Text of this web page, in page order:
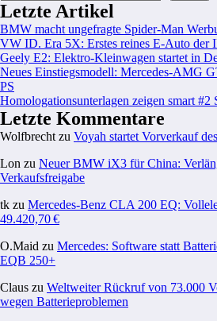
Letzte Artikel
BMW macht ungefragte Spider-Man
VW ID. Era 5X: Erstes reines E-Auto der
Geely E2: Elektro-Kleinwagen startet in
Neues Einstiegsmodell: Mercedes-AMG
PS
Homologationsunterlagen zeigen smart #2
Letzte Kommentare
Wolfbrecht zu Voyah startet Vorverkauf
Lon zu Neuer BMW iX3 für China:
Verkaufsfreigabe
tk zu Mercedes-Benz CLA 200 EQ:
49.420,70 €
O.Maid zu Mercedes: Software statt
EQB 250+
Claus zu Weltweiter Rückruf von 73.000
wegen Batterieproblemen